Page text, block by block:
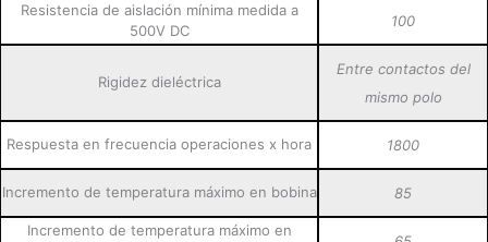
Resistencia de aislación mínima medida a
500V DC
100
Rigidez dieléctrica
Entre contactos del
mismo polo
Respuesta en frecuencia operaciones x hora 1800
Incremento de temperatura máximo en bobina 85
Incremento de temperatura máximo en